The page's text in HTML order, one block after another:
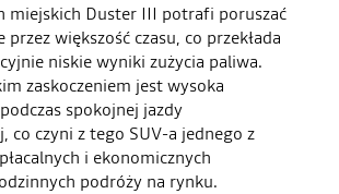
miejskich Duster III potrafi poruszać
przez większość czasu, co przekłada
niskie wyniki zużycia paliwa.
zaskoczeniem jest wysoka
spokojnej jazdy
co czyni z tego SUV-a jednego z
i ekonomicznych
podróży na rynku.